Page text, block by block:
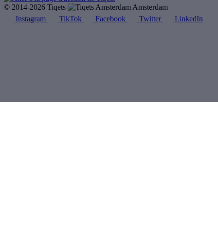
© 2014-2026 Tiqets
Amsterdam
Instagram
TikTok Facebook Twitter LinkedIn